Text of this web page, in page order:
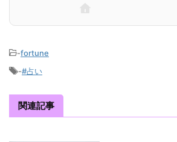
-fortune
-#占い
関連記事